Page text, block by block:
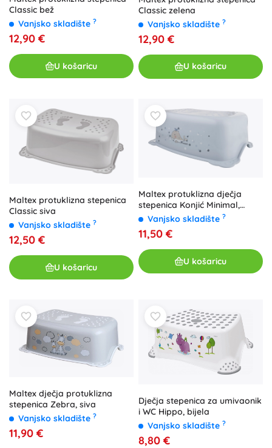
Classic bež
Vanjsko skladište ?
12,90 €
U košaricu
Classic zelena
Vanjsko skladište ?
12,90 €
U košaricu
Maltex protuklizna stepenica
Classic siva
Vanjsko skladište ?
12,50 €
U košaricu
Maltex protuklizna dječja
stepenica Konjić Minimal,
čelično siva
Vanjsko skladište ?
11,50 €
U košaricu
Maltex dječja protuklizna
stepenica Zebra, siva
Vanjsko skladište ?
11,90 €
Dječja stepenica za umivaonik
i WC Hippo, bijela
Vanjsko skladište ?
8,80 €